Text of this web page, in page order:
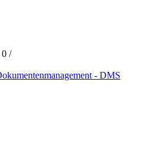
0 /
- DMS